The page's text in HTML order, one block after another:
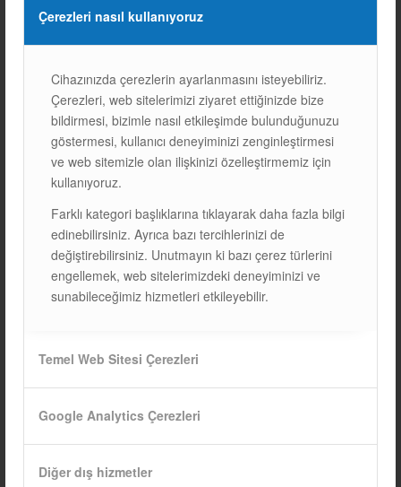
Çerezleri nasıl kullanıyoruz
Cihazınızda çerezlerin ayarlanmasını isteyebiliriz.
Çerezleri, web sitelerimizi ziyaret ettiğinizde bize
bildirmesi, bizimle nasıl etkileşimde bulunduğunuzu
göstermesi, kullanıcı deneyiminizi zenginleştirmesi
ve web sitemizle olan ilişkinizi özelleştirmemiz için
kullanıyoruz.
Farklı kategori başlıklarına tıklayarak daha fazla bilgi
edinebilirsiniz. Ayrıca bazı tercihlerinizi de
değiştirebilirsiniz. Unutmayın ki bazı çerez türlerini
engellemek, web sitelerimizdeki deneyiminizi ve
sunabileceğimiz hizmetleri etkileyebilir.
Temel Web Sitesi Çerezleri
Google Analytics Çerezleri
Diğer dış hizmetler
NANO-TEKNOLOJİ VE
GÜNEŞ PANELLERİ:
ARTIRAN ÇÖZÜMLER
BLOG
(nanometre boyutlarında) yapılan bilimsel ve mühendislik